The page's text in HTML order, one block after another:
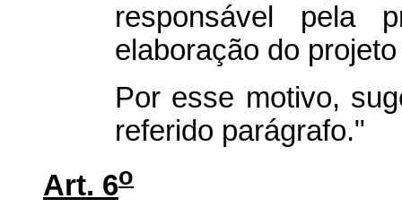
responsável pela
elaboração do
Por esse motivo,
referido parágrafo."
Art. 6o